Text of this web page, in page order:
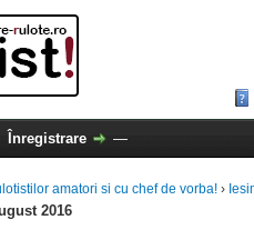
Înregistrare —
amatori si cu chef de vorba! ›
2016